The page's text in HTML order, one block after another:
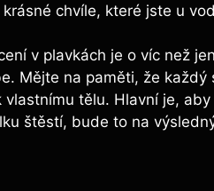
chvíle, které jste u
v plavkách je o víc než
Mějte na paměti, že
tělu. Hlavní je,
štěstí, bude to na